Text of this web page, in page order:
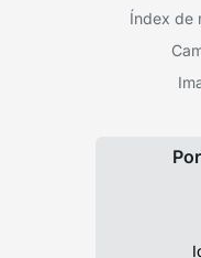
Índex de